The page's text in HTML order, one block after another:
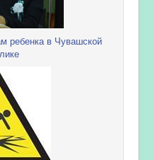
ребенка в Чувашской